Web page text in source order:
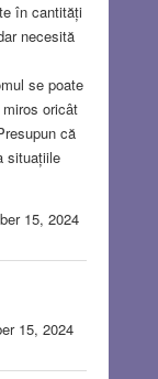
în cantități
necesită
se poate
oricât
că
situațiile
15, 2024
15, 2024